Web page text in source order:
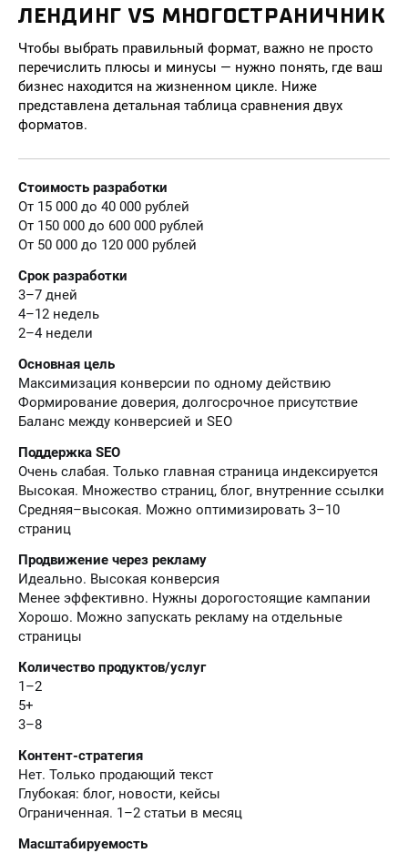
ЛЕНДИНГ VS МНОГОСТРАНИЧНИК
Чтобы выбрать правильный формат, важно не просто
перечислить плюсы и минусы — нужно понять, где ваш
бизнес находится на жизненном цикле. Ниже
представлена детальная таблица сравнения двух
форматов.
Стоимость разработки
От 15 000 до 40 000 рублей
От 150 000 до 600 000 рублей
От 50 000 до 120 000 рублей
Срок разработки
3–7 дней
4–12 недель
2–4 недели
Основная цель
Максимизация конверсии по одному действию
Формирование доверия, долгосрочное присутствие
Баланс между конверсией и SEO
Поддержка SEO
Очень слабая. Только главная страница индексируется
Высокая. Множество страниц, блог, внутренние ссылки
Средняя–высокая. Можно оптимизировать 3–10
страниц
Продвижение через рекламу
Идеально. Высокая конверсия
Менее эффективно. Нужны дорогостоящие кампании
Хорошо. Можно запускать рекламу на отдельные
страницы
Количество продуктов/услуг
1–2
5+
3–8
Контент-стратегия
Нет. Только продающий текст
Глубокая: блог, новости, кейсы
Ограниченная. 1–2 статьи в месяц
Масштабируемость